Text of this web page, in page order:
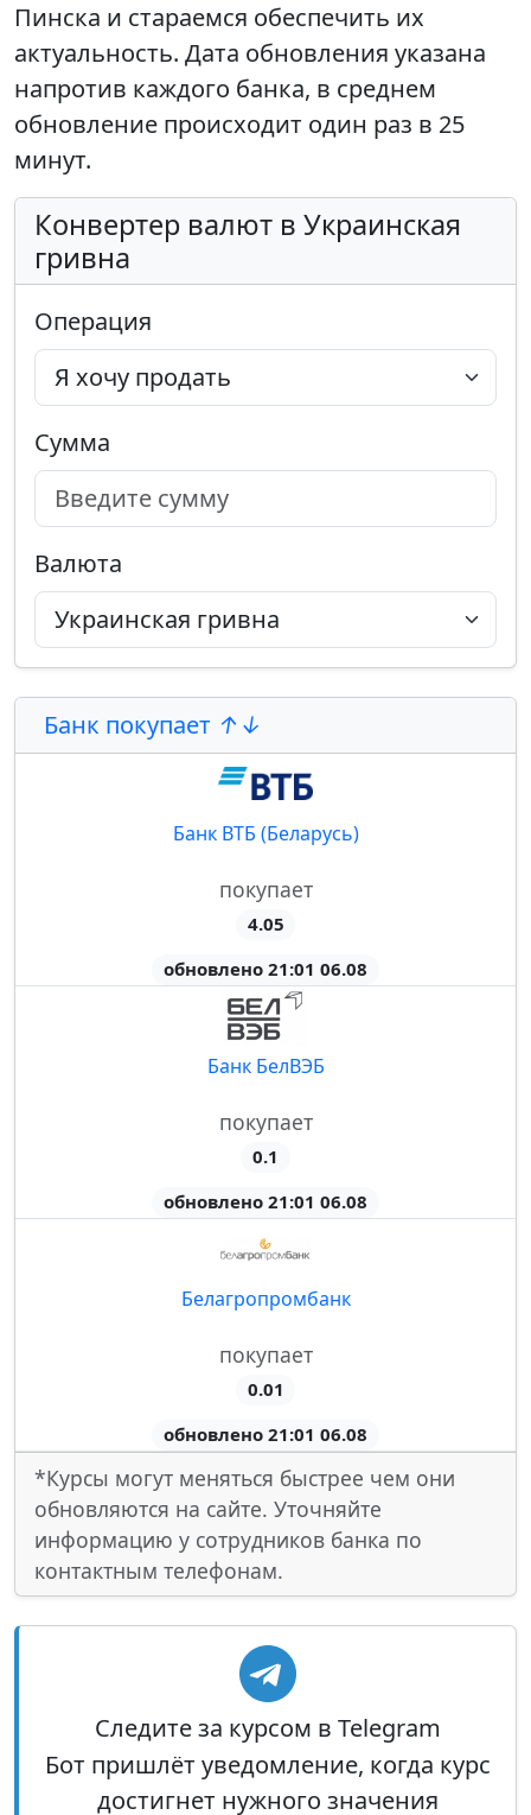
Пинска и стараемся обеспечить их
актуальность. Дата обновления указана
напротив каждого банка, в среднем
обновление происходит один раз в 25
минут.
Конвертер валют в Украинская
гривна
Операция
Сумма
Валюта
Банк покупает
Банк ВТБ (Беларусь)
покупает
4.05
обновлено 21:01 06.08
Банк БелВЭБ
покупает
0.1
обновлено 21:01 06.08
Белагропромбанк
покупает
0.01
обновлено 21:01 06.08
*Курсы могут меняться быстрее чем они
обновляются на сайте. Уточняйте
информацию у сотрудников банка по
контактным телефонам.
Следите за курсом в Telegram
Бот пришлёт уведомление, когда курс
достигнет нужного значения